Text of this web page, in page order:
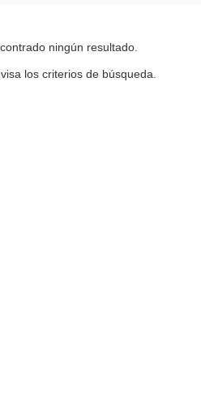
ningún resultado.
los criterios de búsqueda.